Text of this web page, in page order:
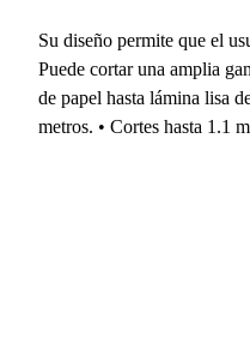
Su diseño permite que el
Puede cortar una amplia
de papel hasta lámina lisa
metros. • Cortes hasta 1.1